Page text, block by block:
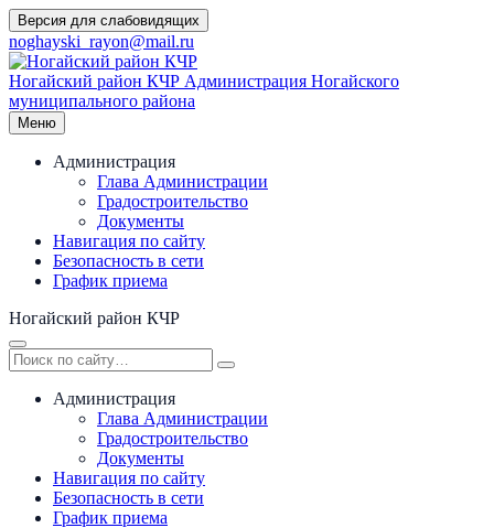
Перейти
к
содержимому
Версия для слабовидящих
noghayski_rayon@mail.ru
Ногайский район КЧР Администрация Ногайского
муниципального района
Меню
Администрация
Глава Администрации
Градостроительство
Документы
Навигация по сайту
Безопасность в сети
График приема
Ногайский район КЧР
Администрация
Глава Администрации
Градостроительство
Документы
Навигация по сайту
Безопасность в сети
График приема